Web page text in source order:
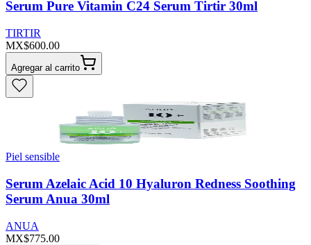
Serum Pure Vitamin C24 Serum Tirtir 30ml
TIRTIR
MX$600.00
Agregar al carrito
Piel sensible
Serum Azelaic Acid 10 Hyaluron Redness Soothing
Serum Anua 30ml
ANUA
MX$775.00